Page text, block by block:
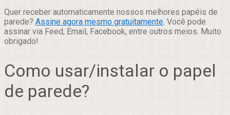
Quer receber automaticamente nossos melhores papéis de
parede? Assine agora mesmo gratuitamente. Você pode
assinar via Feed, Email, Facebook, entre outros meios. Muito
obrigado!
Como usar/instalar o papel
de parede?